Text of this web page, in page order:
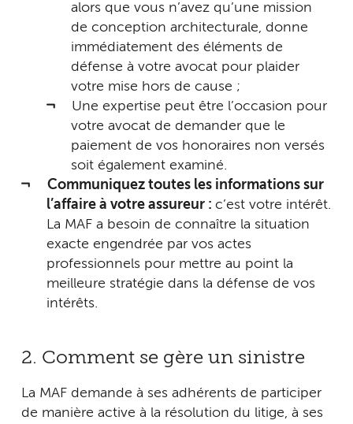
alors que vous n’avez qu’une mission
de conception architecturale, donne
immédiatement des éléments de
défense à votre avocat pour plaider
votre mise hors de cause ;
Une expertise peut être l’occasion pour
votre avocat de demander que le
paiement de vos honoraires non versés
soit également examiné.
Communiquez toutes les informations sur
l’affaire à votre assureur : c’est votre intérêt.
La MAF a besoin de connaître la situation
exacte engendrée par vos actes
professionnels pour mettre au point la
meilleure stratégie dans la défense de vos
intérêts.
2. Comment se gère un sinistre
La MAF demande à ses adhérents de participer
de manière active à la résolution du litige, à ses